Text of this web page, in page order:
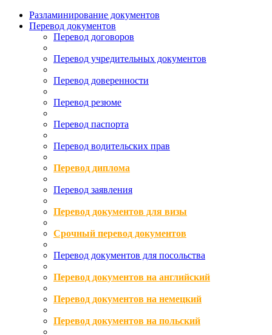
Разламинирование документов
Перевод документов
Перевод договоров
Перевод учредительных документов
Перевод доверенности
Перевод резюме
Перевод паспорта
Перевод водительских прав
Перевод диплома
Перевод заявления
Перевод документов для визы
Срочный перевод документов
Перевод документов для посольства
Перевод документов на английский
Перевод документов на немецкий
Перевод документов на польский